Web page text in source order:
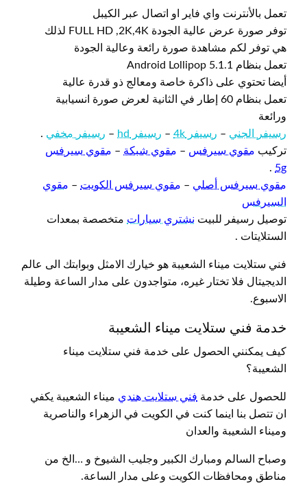
تعمل بالأنترنت واي فاير او اتصال عبر الكيبل
توفر صورة عرض عالية الجودة FULL HD ,2K,4K لذلك
هي توفر لكم مشاهدة صورة رائعة وعالية الجودة
تعمل بنظام Android Lollipop 5.1.1
أيضا تحتوي على ذاكرة خاصة ومعالج ذو قدرة عالية
تعمل بنظام 60 إطار في الثانية لعرض صورة انسيابية
ورائعة
رسيفر الجني – رسيفر 4k – رسيفر hd – رسيفر مخفي .
تركيب مقوي سيرفس – مقوي شبكة – مقوي سيرفس
5g
.
مقوي سيرفس أصلي – مقوي سيرفس الكويت – مقوي
السيرفس
توصيل رسيفر للبيت نشتري سيارات متخصصة بمعدات
الستلايتات .
فني ستلايت ميناء الشعيبة هو خيارك الامثل وبوابتك الى عالم
الديجيتال فلا تختار غيره، متواجدون على مدار الساعة وطيلة
الاسبوع.
خدمة فني ستلايت ميناء الشعيبة
كيف يمكنني الحصول على خدمة فني ستلايت ميناء
الشعيبة؟
للحصول على خدمة فني ستلايت هندي ميناء الشعيبة يكفي
ان تتصل بنا اينما كنت في الكويت في الزهراء والناصرية
وميناء الشعيبة والعدان
وصباح السالم ومبارك الكبير وجليب الشيوخ و …الخ من
مناطق ومحافظات الكويت وعلى مدار الساعة.